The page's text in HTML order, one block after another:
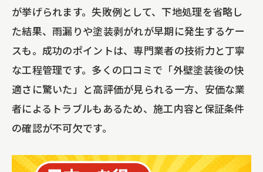
が挙げられます。失敗例として、下地処理を省略し
た結果、雨漏りや塗装剥がれが早期に発生するケー
スも。成功のポイントは、専門業者の技術力と丁寧
な工程管理です。多くの口コミで「外壁塗装後の快
適さに驚いた」と高評価が見られる一方、安価な業
者によるトラブルもあるため、施工内容と保証条件
の確認が不可欠です。